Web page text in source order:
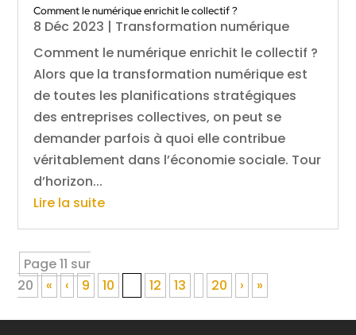
Comment le numérique enrichit le collectif ?
8 Déc 2023 | Transformation numérique
Comment le numérique enrichit le collectif ?
Alors que la transformation numérique est
de toutes les planifications stratégiques
des entreprises collectives, on peut se
demander parfois à quoi elle contribue
véritablement dans l’économie sociale. Tour
d’horizon...
Lire la suite
Page 11 sur
20
« ‹ 9 10 12 13 20 › »